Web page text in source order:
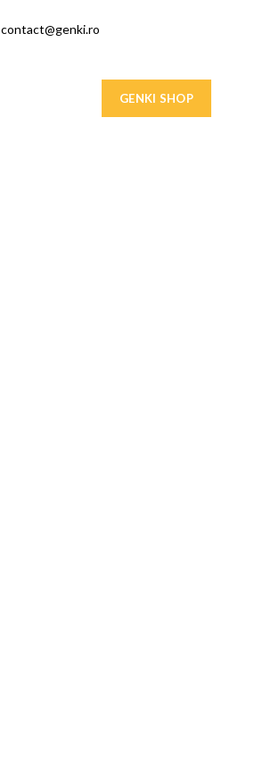
contact@genki.ro
GENKI SHOP